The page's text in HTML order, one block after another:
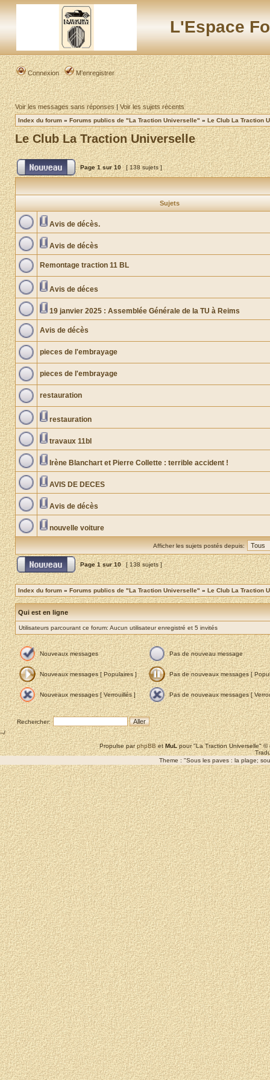
L'Espace
Connexion M’enregistrer
Voir les messages sans réponses|Voir les sujets récents
Index du forum » Forums publics de "La Traction Universelle" » Le Club La Traction
Le Club La Traction Universelle
Page1sur10 [ 138 sujets ]
Sujets
Avis de décès.
Avis de décès
Remontage traction 11 BL
Avis de déces
19 janvier 2025 : Assemblée Générale de la TU à Reims
Avis de décès
pieces de l'embrayage
pieces de l'embrayage
restauration
restauration
travaux 11bl
Irène Blanchart et Pierre Collette : terrible accident !
AVIS DE DECES
Avis de décès
nouvelle voiture
Afficher les sujets postés depuis:
Page1sur10 [ 138 sujets ]
Index du forum » Forums publics de "La Traction Universelle" » Le Club La Traction
Qui est en ligne
Utilisateurs parcourant ce forum: Aucun utilisateur enregistré et 5 invités
Nouveaux messages Pas de nouveau message
Nouveaux messages [ Populaires ] Pas de nouveaux messages [
Nouveaux messages [ Verrouillés ] Pas de nouveaux messages [
Rechercher:
--/
Propulse parphpBBetMuLpour "La Traction Universelle"
Theme : "Sous les paves : la plage;